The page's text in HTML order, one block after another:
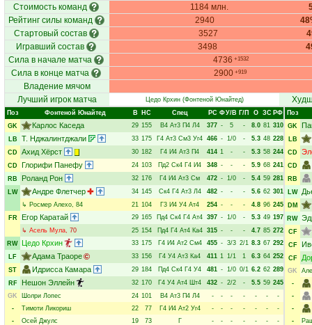
Стоимость команд 1184 млн.
Рейтинг силы команд
2940
Стартовый состав
3527
Игравший состав
3498
Сила в начале матча
4736 +1532
Сила в конце матча 2900 +919
Владение мячом
Лучший игрок матча
Цедо Крхин(Фонтеной Юнайтед)
Поз Фонтеной Юнайтед В НC Спец РC ФУ/В Г/П О ЗС РФ
GK
Карлос Каседа 29 155 В4 Ат3 П4 Л4 377 - 5 - 8.0 81 310
LB
Т. Нджалинтджали 33 175 Г4 Ат3 См3 Уг4 466 - 1/0 - 5.3 48 228
CD Ахид Хёрст 30 182 Г4 И4 Ат3 П4 414 1 - - 5.3 58 244
CD Глорифи Панефу 24 103 Пд2 Ск4 Г4 И4 348 - - - 5.9 68 241
RB
Роланд Рон 32 176 Г4 И4 Ат3 См 472 - 1/0 - 5.4 59 281
LW
Андре Флетчер 34 145 Ск4 Г4 Ат3 Л4 482 - - - 5.6 62 301
↳ Росмер Алехо, 84 21 104 Г3 И4 У4 Ат4 254 - - - 4.8 96 245
FR
Егор Каратай 29 165 Пд4 Ск4 Г4 Ат4 397 - 1/0 - 5.3 49 197
↳ Асель Мула, 70 25 154 Пд4 Г4 Ат4 Ка4 315 - - - 4.7 85 272
RW Цедо Крхин 33 175 Г4 И4 Ат2 См4 455 - 3/3 2/1 8.3 67 292
LF
Адама Траоре 33 156 Г4 У4 Ат3 Ка4 411 1 1/1 1 6.3 64 252
ST
Идрисса Камара 29 184 Пд4 Ск4 Г4 У4 481 - 1/0 0/1 6.2 62 289
RF
Нешон Эллейн 32 170 Г4 У4 Ат4 Шт4 432 - 2/2 - 5.5 59 245
GK
Шолри Лопес 24 101 В4 Ат3 П4 Л4 - - - - - -
-
-
Тимоти Ликориш 22 77 Г4 И4 Ат2 Уг4 - - - - - -
-
-
Осей Джулс 19 73 Г - - - - - -
-
Поз
GK
LB
CD
CD
RB
LW
DM
RW
CF
CF
CF
GK
-
-
-
-